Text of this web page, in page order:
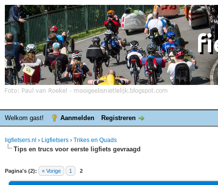
Welkom gast! Aanmelden Registreren
ligfietsers.nl › Ligfietsers › Trikes en Quads
Tips en trucs voor eerste ligfiets gevraagd
Pagina's (2): « Vorige 1 2
waardering is 0